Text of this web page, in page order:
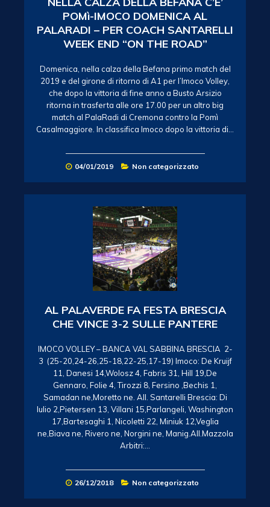
POMì-IMOCO DOMENICA AL
PALARADI – PER COACH SANTARELLI
WEEK END “ON THE ROAD”
Domenica, nella calza della Befana primo match del
2019 e del girone di ritorno di A1 per l’Imoco Volley,
che dopo la vittoria di fine anno a Busto Arsizio
ritorna in trasferta alle ore 17.00 per un altro big
match al PalaRadi di Cremona contro la Pomì
Casalmaggiore. In classifica Imoco dopo la vittoria di…
04/01/2019 Non categorizzato
AL PALAVERDE FA FESTA BRESCIA
CHE VINCE 3-2 SULLE PANTERE
IMOCO VOLLEY – BANCA VAL SABBINA BRESCIA 2-
3 (25-20,24-26,25-18,22-25,17-19) Imoco: De Kruijf
11, Danesi 14,Wolosz 4, Fabris 31, Hill 19,De
Gennaro, Folie 4, Tirozzi 8, Fersino ,Bechis 1,
Samadan ne,Moretto ne. All. Santarelli Brescia: Di
Iulio 2,Pietersen 13, Villani 15,Parlangeli, Washington
17,Bartesaghi 1, Nicoletti 22, Miniuk 12,Veglia
ne,Biava ne, Rivero ne, Norgini ne, Manig.All.Mazzola
Arbitri:…
26/12/2018 Non categorizzato